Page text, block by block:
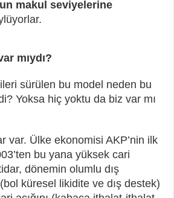
makul seviyelerine
mıydı?
sürülen bu model neden bu
Yoksa hiç yoktu da biz var mı
var. Ülke ekonomisi AKP’nin ilk
bu yana yüksek cari
dönemin olumlu dış
küresel likidite ve dış destek)